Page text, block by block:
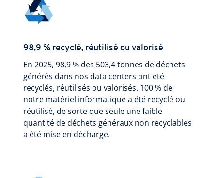
98,9 % recyclé, réutilisé ou valorisé
En 2025, 98,9 % des 503,4 tonnes de déchets
générés dans nos data centers ont été
recyclés, réutilisés ou valorisés. 100 % de
notre matériel informatique a été recyclé ou
réutilisé, de sorte que seule une faible
quantité de déchets généraux non recyclables
a été mise en décharge.